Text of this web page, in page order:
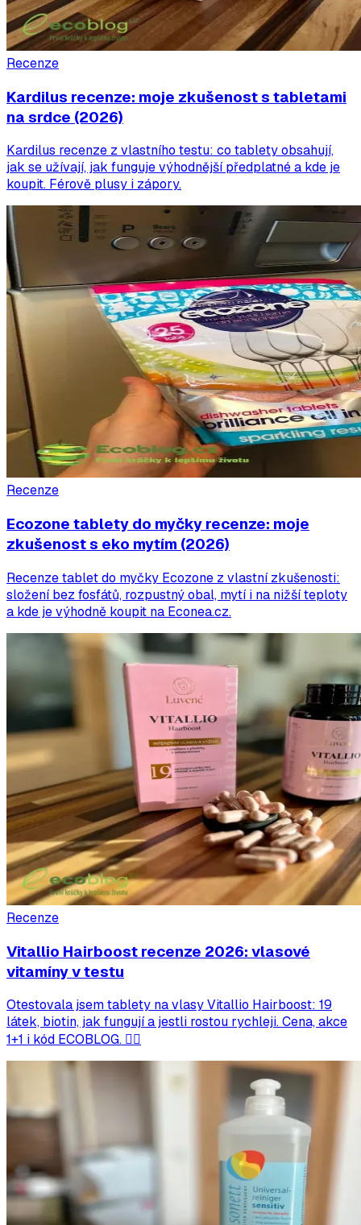
Recenze
Kardilus recenze: moje zkušenost s tabletami
na srdce (2026)
Kardilus recenze z vlastního testu: co tablety obsahují,
jak se užívají, jak funguje výhodnější předplatné a kde je
koupit. Férově plusy i zápory.
Recenze
Ecozone tablety do myčky recenze: moje
zkušenost s eko mytím (2026)
Recenze tablet do myčky Ecozone z vlastní zkušenosti:
složení bez fosfátů, rozpustný obal, mytí i na nižší teploty
a kde je výhodně koupit na Econea.cz.
Recenze
Vitallio Hairboost recenze 2026: vlasové
vitamíny v testu
Otestovala jsem tablety na vlasy Vitallio Hairboost: 19
látek, biotin, jak fungují a jestli rostou rychleji. Cena, akce
1+1 i kód ECOBLOG. 💁‍♀️